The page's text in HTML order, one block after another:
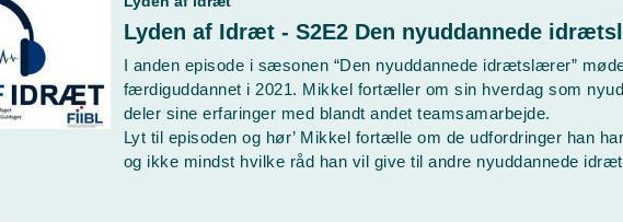
I anden episode i sæsonen “Den nyuddannede idrætslærer”
færdiguddannet i 2021. Mikkel fortæller om sin hverdag som
deler sine erfaringer med blandt andet teamsamarbejde.
Lyt til episoden og hør’ Mikkel fortælle om de udfordringer han
og ikke mindst hvilke råd han vil give til andre nyuddannede